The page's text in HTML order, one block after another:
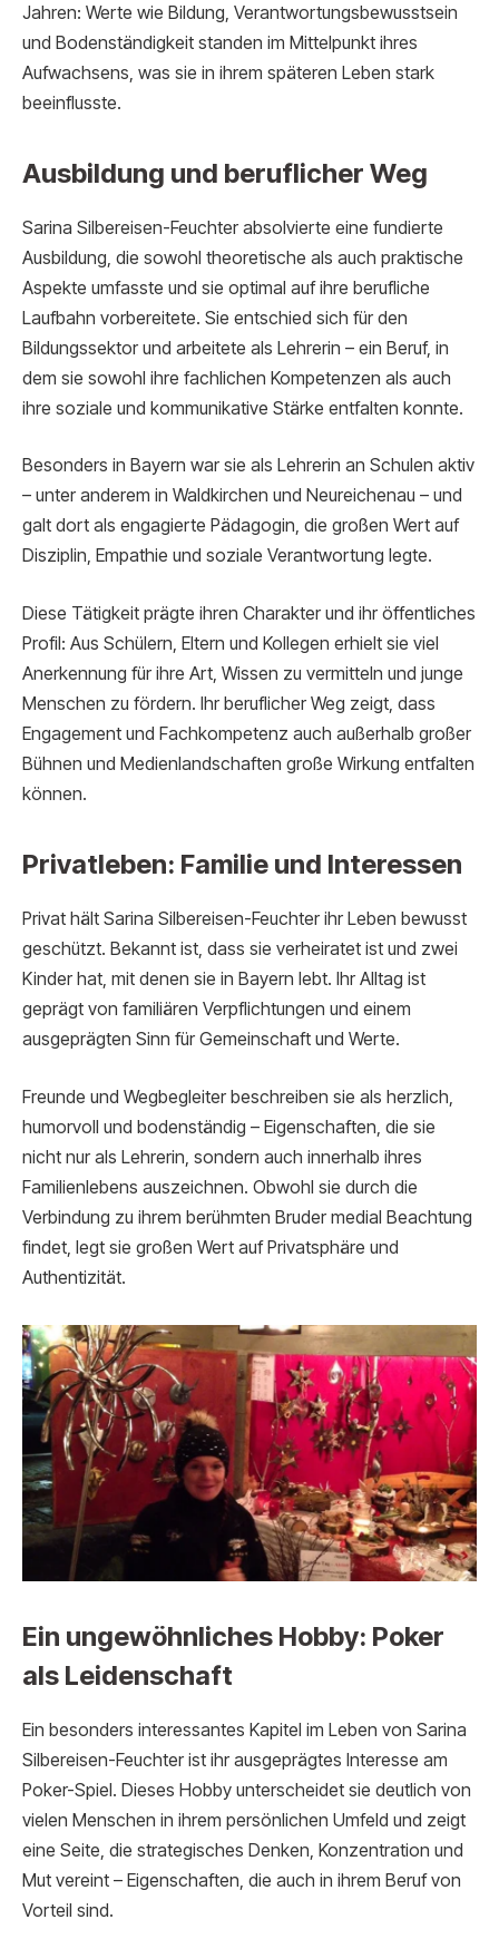
Jahren: Werte wie Bildung, Verantwortungsbewusstsein
und Bodenständigkeit standen im Mittelpunkt ihres
Aufwachsens, was sie in ihrem späteren Leben stark
beeinflusste.
Ausbildung und beruflicher Weg
Sarina Silbereisen-Feuchter absolvierte eine fundierte
Ausbildung, die sowohl theoretische als auch praktische
Aspekte umfasste und sie optimal auf ihre berufliche
Laufbahn vorbereitete. Sie entschied sich für den
Bildungssektor und arbeitete als Lehrerin – ein Beruf, in
dem sie sowohl ihre fachlichen Kompetenzen als auch
ihre soziale und kommunikative Stärke entfalten konnte.
Besonders in Bayern war sie als Lehrerin an Schulen aktiv
– unter anderem in Waldkirchen und Neureichenau – und
galt dort als engagierte Pädagogin, die großen Wert auf
Disziplin, Empathie und soziale Verantwortung legte.
Diese Tätigkeit prägte ihren Charakter und ihr öffentliches
Profil: Aus Schülern, Eltern und Kollegen erhielt sie viel
Anerkennung für ihre Art, Wissen zu vermitteln und junge
Menschen zu fördern. Ihr beruflicher Weg zeigt, dass
Engagement und Fachkompetenz auch außerhalb großer
Bühnen und Medienlandschaften große Wirkung entfalten
können.
Privatleben: Familie und Interessen
Privat hält Sarina Silbereisen-Feuchter ihr Leben bewusst
geschützt. Bekannt ist, dass sie verheiratet ist und zwei
Kinder hat, mit denen sie in Bayern lebt. Ihr Alltag ist
geprägt von familiären Verpflichtungen und einem
ausgeprägten Sinn für Gemeinschaft und Werte.
Freunde und Wegbegleiter beschreiben sie als herzlich,
humorvoll und bodenständig – Eigenschaften, die sie
nicht nur als Lehrerin, sondern auch innerhalb ihres
Familienlebens auszeichnen. Obwohl sie durch die
Verbindung zu ihrem berühmten Bruder medial Beachtung
findet, legt sie großen Wert auf Privatsphäre und
Authentizität.
Ein ungewöhnliches Hobby: Poker
als Leidenschaft
Ein besonders interessantes Kapitel im Leben von Sarina
Silbereisen-Feuchter ist ihr ausgeprägtes Interesse am
Poker-Spiel. Dieses Hobby unterscheidet sie deutlich von
vielen Menschen in ihrem persönlichen Umfeld und zeigt
eine Seite, die strategisches Denken, Konzentration und
Mut vereint – Eigenschaften, die auch in ihrem Beruf von
Vorteil sind.